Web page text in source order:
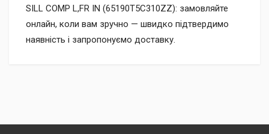
SILL COMP L,FR IN (65190T5C310ZZ): замовляйте
онлайн, коли вам зручно — швидко підтвердимо
наявність і запропонуємо доставку.